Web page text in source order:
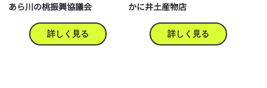
あら川の桃振興協議会
詳しく見る
かに井土産物店
詳しく見る